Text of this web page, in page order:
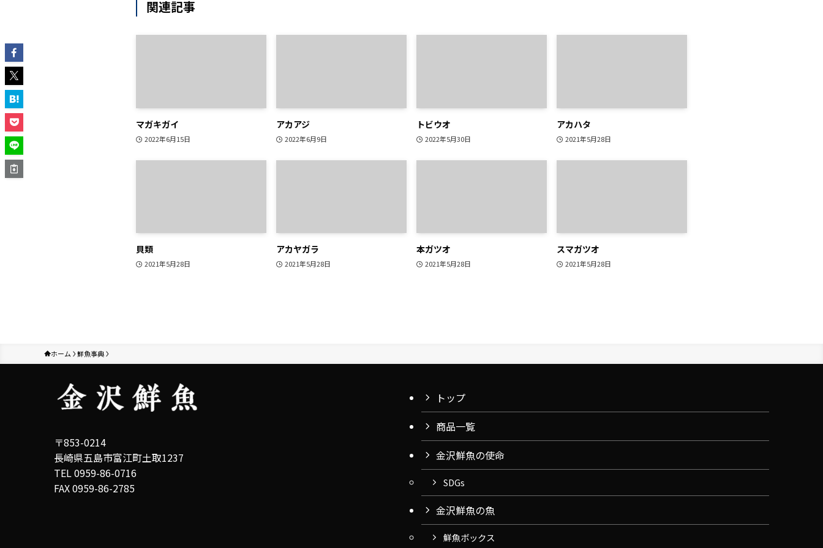
関連記事
マガキガイ
2022年6月15日
アカアジ
2022年6月9日
トビウオ
2022年5月30日
アカハタ
2021年5月28日
貝類
2021年5月28日
アカヤガラ
2021年5月28日
本ガツオ
2021年5月28日
スマガツオ
2021年5月28日
ホーム 鮮魚事典
〒853-0214
長崎県五島市富江町土取1237
TEL 0959-86-0716
FAX 0959-86-2785
トップ
商品一覧
金沢鮮魚の使命
SDGs
金沢鮮魚の魚
鮮魚ボックス